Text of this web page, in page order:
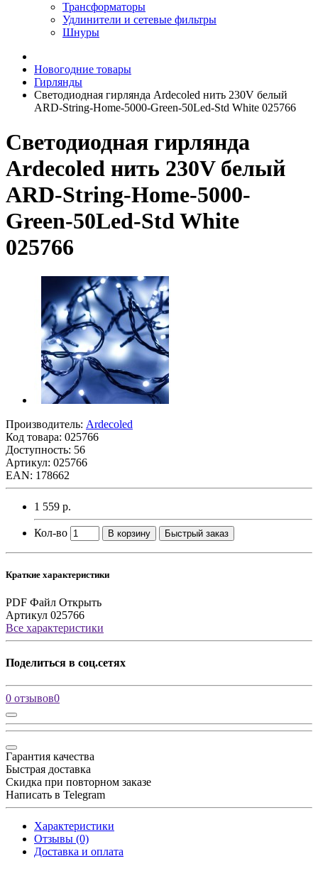
Трансформаторы
Удлинители и сетевые фильтры
Шнуры
Новогодние товары
Гирлянды
Светодиодная гирлянда Ardecoled нить 230V белый
ARD-String-Home-5000-Green-50Led-Std White 025766
Светодиодная гирлянда
Ardecoled нить 230V белый
ARD-String-Home-5000-
Green-50Led-Std White
025766
Производитель: Ardecoled
Код товара: 025766
Доступность: 56
Артикул: 025766
EAN: 178662
1 559 р.
Кол-во В корзину Быстрый заказ
Краткие характеристики
PDF Файл Открыть
Артикул 025766
Все характеристики
Поделиться в соц.сетях
0 отзывов0
Гарантия качества
Быстрая доставка
Скидка при повторном заказе
Написать в Telegram
Характеристики
Отзывы (0)
Доставка и оплата